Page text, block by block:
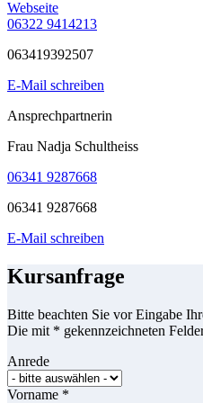
Webseite
06322 9414213
063419392507
E-Mail schreiben
Ansprechpartnerin
Frau Nadja Schultheiss
06341 9287668
06341 9287668
E-Mail schreiben
Kursanfrage
Bitte beachten Sie vor Eingabe
Die mit * gekennzeichneten
Anrede
Vorname *